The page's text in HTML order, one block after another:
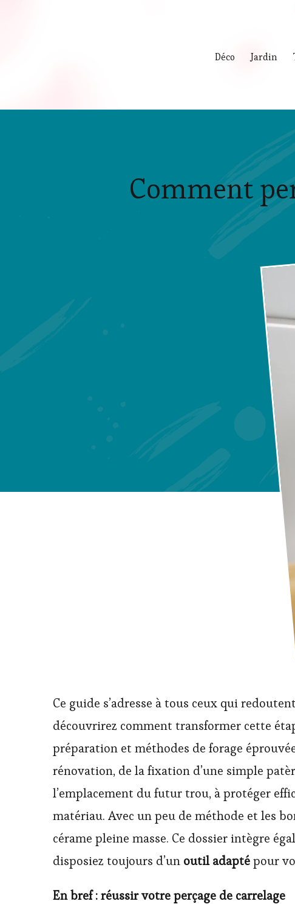
Déco Jardin
Comment
Ce guide s’adresse à tous ceux qui
découvrirez comment transformer cette
préparation et méthodes de forage
rénovation, de la fixation d’une simple
l’emplacement du futur trou, à protéger
matériau. Avec un peu de méthode et les
cérame pleine masse. Ce dossier intègre
disposiez toujours d’un outil adaptépour
En bref : réussir votre perçage de carrelage